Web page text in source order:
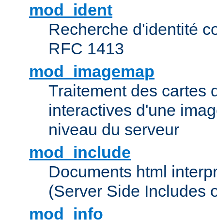
mod_ident
Recherche d'identité
RFC 1413
mod_imagemap
Traitement des cartes
interactives d'une
niveau du serveur
mod_include
Documents html
(Server Side Includes
mod_info